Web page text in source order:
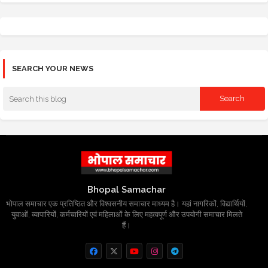
SEARCH YOUR NEWS
Bhopal Samachar
भोपाल समाचार एक प्रतिष्ठित और विश्वसनीय समाचार माध्यम है। यहां नागरिकों, विद्यार्थियों,
युवाओं, व्यापारियों, कर्मचारियों एवं महिलाओं के लिए महत्वपूर्ण और उपयोगी समाचार मिलते
हैं।